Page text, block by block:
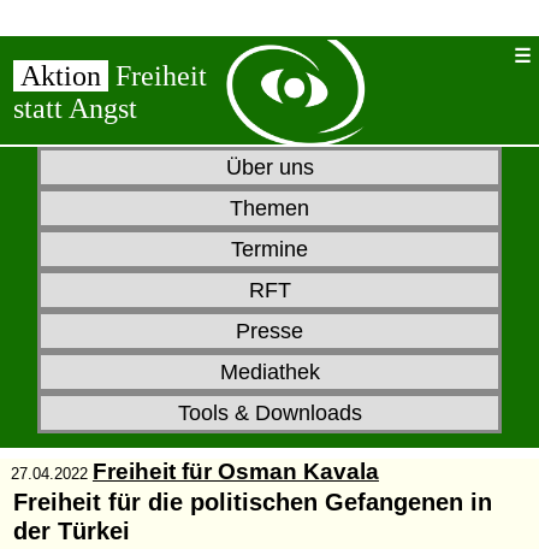
Aktion Freiheit
statt Angst
Über uns
Themen
Termine
RFT
Presse
Mediathek
Tools & Downloads
27.04.2022 Freiheit für Osman Kavala
Freiheit für die politischen Gefangenen in
der Türkei